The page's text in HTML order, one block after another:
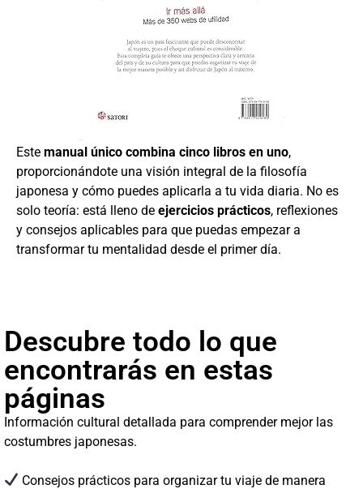
Este manual único combina cinco libros en uno,
proporcionándote una visión integral de la filosofía
japonesa y cómo puedes aplicarla a tu vida diaria. No es
solo teoría: está lleno de ejercicios prácticos, reflexiones
y consejos aplicables para que puedas empezar a
transformar tu mentalidad desde el primer día.
Descubre todo lo que
encontrarás en estas
páginas
Información cultural detallada para comprender mejor las
costumbres japonesas.
Consejos prácticos para organizar tu viaje de manera